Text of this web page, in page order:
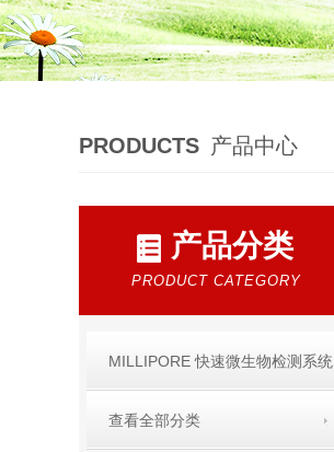
PRODUCTS 产品中心
产品分类
PRODUCT CATEGORY
MILLIPORE 快速微生物检测系统
查看全部分类